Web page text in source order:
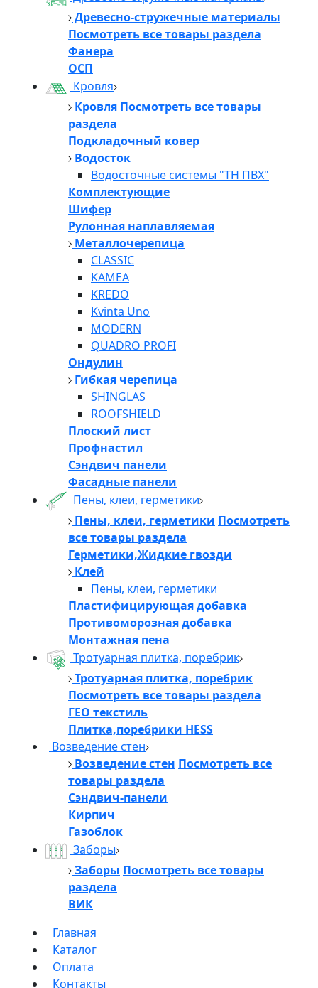
Древесно-стружечные материалы
Посмотреть все товары раздела
Фанера
ОСП
Кровля
Кровля Посмотреть все товары
раздела
Подкладочный ковер
Водосток
Водосточные системы "ТН ПВХ"
Комплектующие
Шифер
Рулонная наплавляемая
Металлочерепица
CLASSIC
KAMEA
KREDO
Kvinta Uno
MODERN
QUADRO PROFI
Ондулин
Гибкая черепица
SHINGLAS
ROOFSHIELD
Плоский лист
Профнастил
Сэндвич панели
Фасадные панели
Пены, клеи, герметики
Пены, клеи, герметики Посмотреть
все товары раздела
Герметики,Жидкие гвозди
Клей
Пены, клеи, герметики
Пластифицирующая добавка
Противоморозная добавка
Монтажная пена
Тротуарная плитка, поребрик
Тротуарная плитка, поребрик
Посмотреть все товары раздела
ГЕО текстиль
Плитка,поребрики HESS
Возведение стен
Возведение стен Посмотреть все
товары раздела
Сэндвич-панели
Кирпич
Газоблок
Заборы
Заборы Посмотреть все товары
раздела
ВИК
Главная
Каталог
Оплата
Контакты